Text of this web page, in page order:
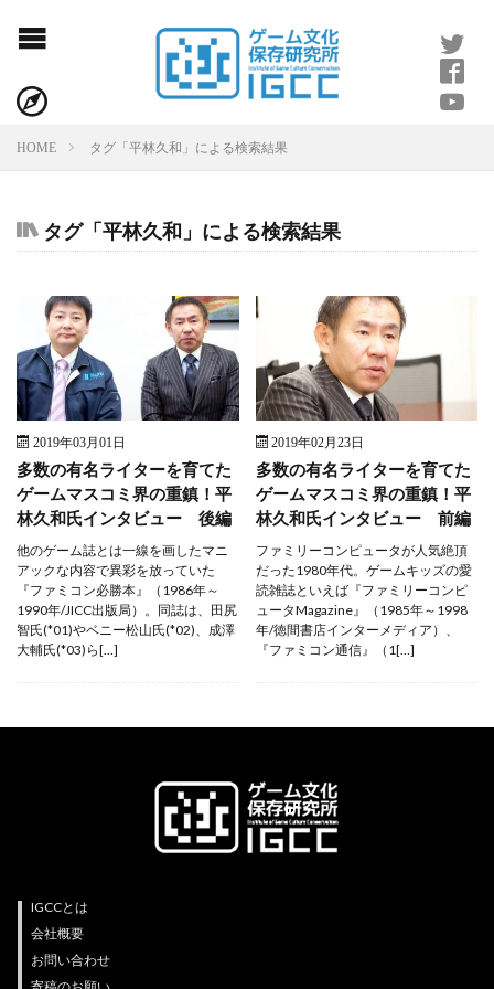
IGCCアクト
お問い合わせ
利用規約
プライバシーポリシー
ライター紹介
HOME タグ「平林久和」による検索結果
タグ「平林久和」による検索結果
2019年03月01日
多数の有名ライターを育てた
ゲームマスコミ界の重鎮！平
林久和氏インタビュー 後編
他のゲーム誌とは一線を画したマニ
アックな内容で異彩を放っていた
『ファミコン必勝本』（1986年～
1990年/JICC出版局）。同誌は、田尻
智氏(*01)やベニー松山氏(*02)、成澤
大輔氏(*03)ら[…]
2019年02月23日
多数の有名ライターを育てた
ゲームマスコミ界の重鎮！平
林久和氏インタビュー 前編
ファミリーコンピュータが人気絶頂
だった1980年代。ゲームキッズの愛
読雑誌といえば『ファミリーコンピ
ュータMagazine』（1985年～1998
年/徳間書店インターメディア）、
『ファミコン通信』（1[…]
IGCCとは
会社概要
お問い合わせ